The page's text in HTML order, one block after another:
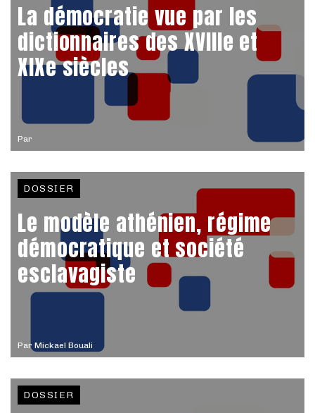
Par
La démocratie vue par les
dictionnaires des XVIIIe et
XIXe siècles
Par Mickael Bouali
DOSSIER
Le modèle athénien, régime
démocratique et société
esclavagiste
DOSSIER